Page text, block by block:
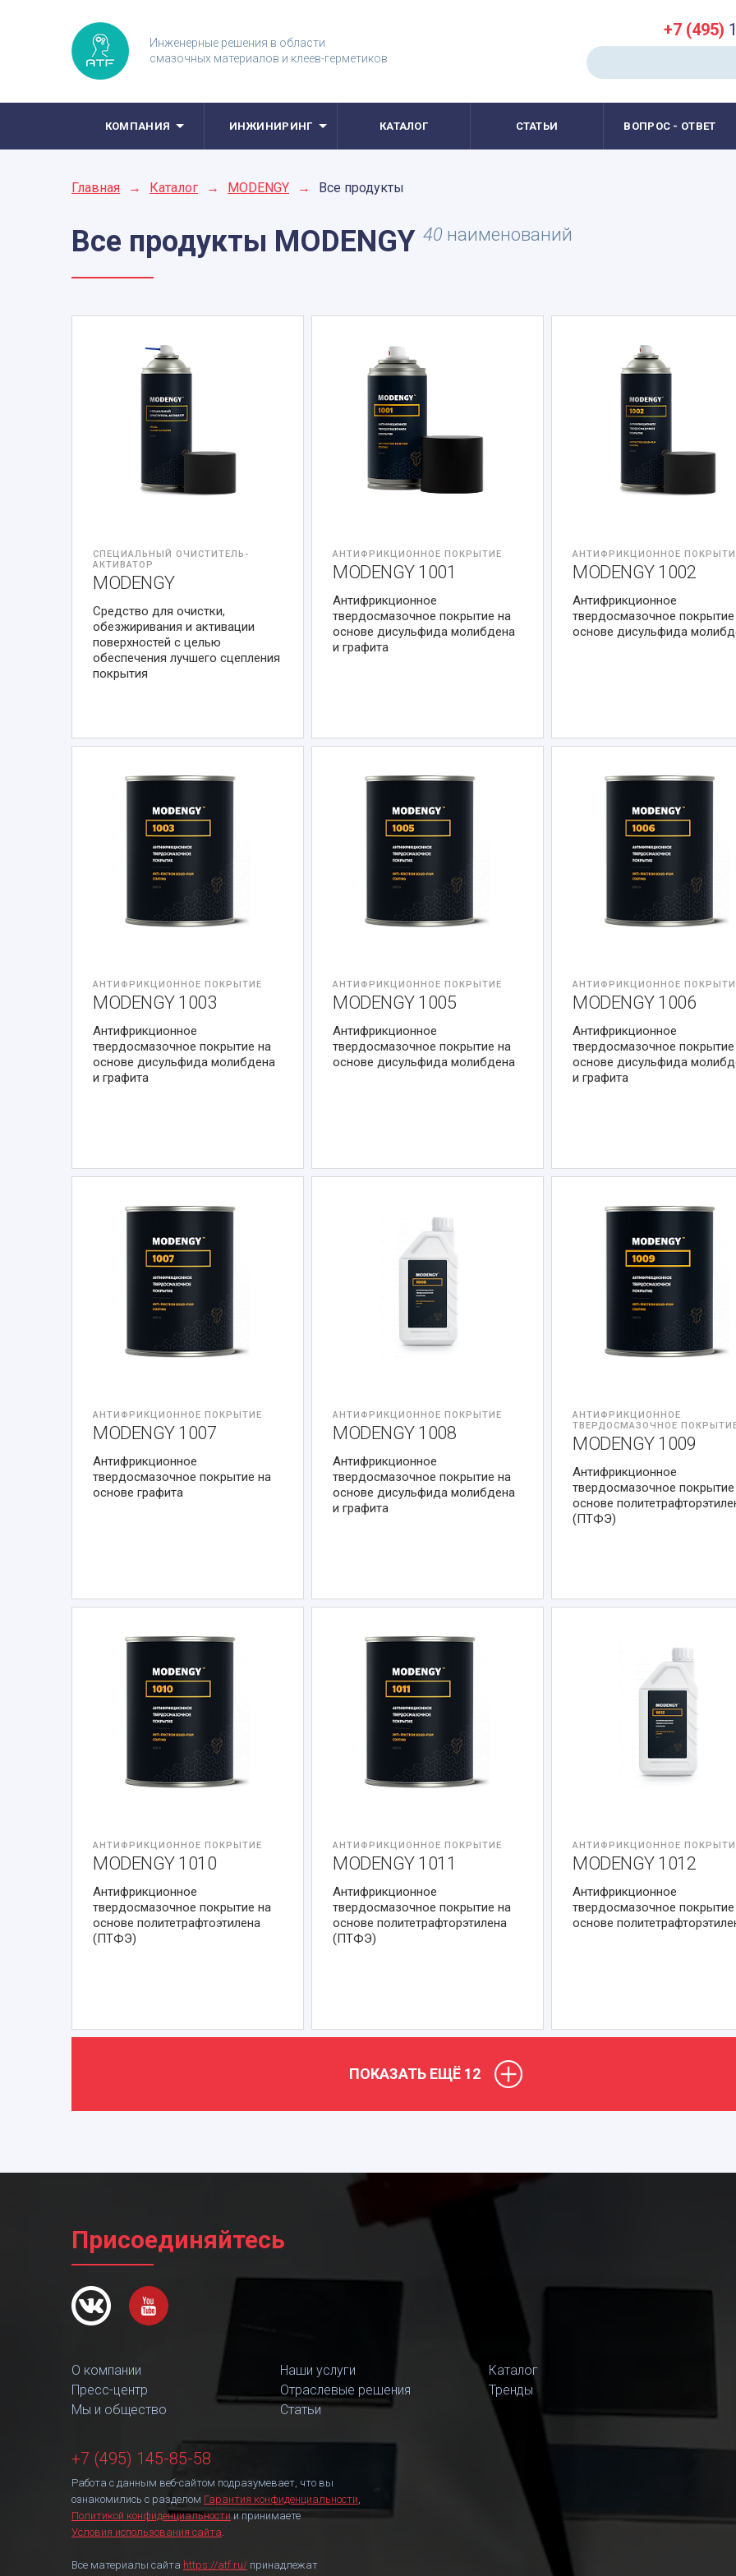
Инженерные решения в области
смазочных материалов и клеев-герметиков
+7 (495)
КОМПАНИЯ ИНЖИНИРИНГ КАТАЛОГ СТАТЬИ ВОПРОС - ОТВЕТ
Главная → Каталог → MODENGY → Все продукты
Все продукты MODENGY 40 наименований
СПЕЦИАЛЬНЫЙ ОЧИСТИТЕЛЬ-
АКТИВАТОР
MODENGY
Средство для очистки,
обезжиривания и активации
поверхностей с целью
обеспечения лучшего сцепления
покрытия
АНТИФРИКЦИОННОЕ ПОКРЫТИЕ
MODENGY 1001
Антифрикционное
твердосмазочное покрытие на
основе дисульфида молибдена
и графита
АНТИФРИКЦИОННОЕ
MODENGY 1002
Антифрикционное
твердосмазочное
основе дисульфида
АНТИФРИКЦИОННОЕ ПОКРЫТИЕ
MODENGY 1003
Антифрикционное
твердосмазочное покрытие на
основе дисульфида молибдена
и графита
АНТИФРИКЦИОННОЕ ПОКРЫТИЕ
MODENGY 1005
Антифрикционное
твердосмазочное покрытие на
основе дисульфида молибдена
АНТИФРИКЦИОННОЕ
MODENGY 1006
Антифрикционное
твердосмазочное
основе дисульфида
и графита
АНТИФРИКЦИОННОЕ ПОКРЫТИЕ
MODENGY 1007
Антифрикционное
твердосмазочное покрытие на
основе графита
АНТИФРИКЦИОННОЕ ПОКРЫТИЕ
MODENGY 1008
Антифрикционное
твердосмазочное покрытие на
основе дисульфида молибдена
и графита
АНТИФРИКЦИОННОЕ
ТВЕРДОСМАЗОЧНОЕ
MODENGY 1009
Антифрикционное
твердосмазочное
основе
(ПТФЭ)
АНТИФРИКЦИОННОЕ ПОКРЫТИЕ
MODENGY 1010
Антифрикционное
твердосмазочное покрытие на
основе политетрафтоэтилена
(ПТФЭ)
АНТИФРИКЦИОННОЕ ПОКРЫТИЕ
MODENGY 1011
Антифрикционное
твердосмазочное покрытие на
основе политетрафторэтилена
(ПТФЭ)
АНТИФРИКЦИОННОЕ
MODENGY 1012
Антифрикционное
твердосмазочное
основе
ПОКАЗАТЬ ЕЩЁ 12
Присоединяйтесь
О компании
Пресс-центр
Мы и общество
Наши услуги
Отраслевые решения
Статьи
Каталог
Тренды
+7 (495) 145-85-58
Работа с данным веб-сайтом подразумевает, что вы
ознакомились с разделом Гарантия конфиденциальности,
Политикой конфиденциальности и принимаете
Условия использования сайта.
Все материалы сайта https://atf.ru/ принадлежат